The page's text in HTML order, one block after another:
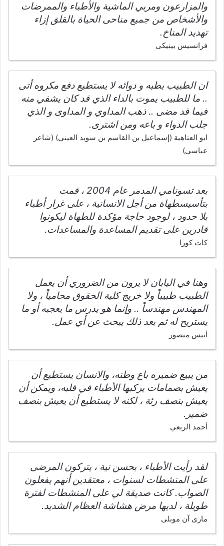
والمزارعون ومربي الماشية والأطباء والممرضات
والأشخاص من جميع مناحى الحياة بالقلق إزاء
تهديد المناخ.
فرانسيس بينيكى
ان الطبيب بطبه و دوائه لا يستطيع دفع مكروه أتى
.. ما للطبيب يموت بالداء الذي قد كان يشفي منه
فيما قد مضى .. ذهب المداوي و المداوى و الذي
جلب الدواء و باعه ومن اشترى.
ابو العتاهية (إسماعيل بن القاسم بن سويد العيني) (شاعر
عباسي)
بعد تسونامي المدمر عام 2004 ، قمت
بتأسيسطهاة من أجل الانسانية ، على غرار أطباء
بلا حدود ، لوجود حاجة مؤكدة للطهاة ليكونوا
قادرين على تقديم المساعدة والمساعدات.
كات كورا
وهنا في اليابان لا يرون من الضروري أن يعمل
الطبيب طبيباً ولا خريج كلية الحقوق محامياً ، ولا
المهندس مهندساً .. وإنما هو يدرس ما يعجبه أو ما
يستريح له ثم بعد ذلك يبحث عن أي عمل.
أنيس منصور
من يبيع ضميره باع وطنه، والانسان يستطيع أن
يعيش بصمامات يركبها الأطباء في قلبه، ويمكن أن
يعيش بنصف رئة ، لكنه لا يستطيع أن يعيش بنصف
ضمير.
أحمد الربعي
لقد رأيت الأطباء ، بحسن نية ، يتركون المرضى
على المنشطات لسنوات ، معتقدين أنهم يفعلون
الصواب. كانت صديقة لي على المنشطات لفترة
طويلة ، لديها مرض هشاشة العظام الشديد.
مارى آن موبلى